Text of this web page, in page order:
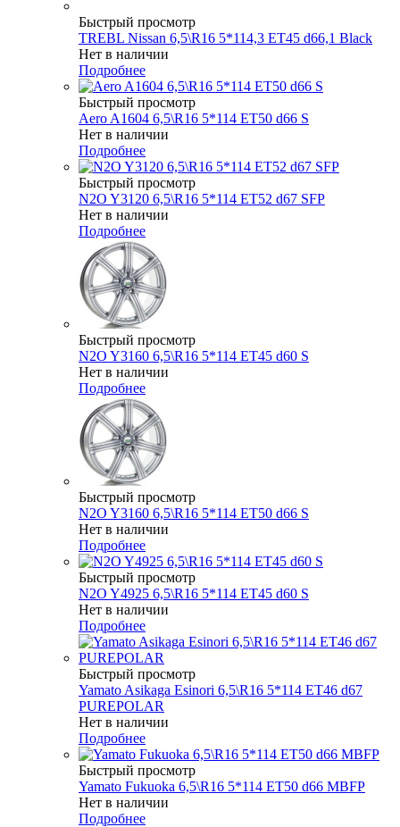
Быстрый просмотр
TREBL Nissan 6,5\R16 5*114,3 ET45 d66,1 Black
Нет в наличии
Подробнее
Быстрый просмотр
Aero A1604 6,5\R16 5*114 ET50 d66 S
Нет в наличии
Подробнее
Быстрый просмотр
N2O Y3120 6,5\R16 5*114 ET52 d67 SFP
Нет в наличии
Подробнее
Быстрый просмотр
N2O Y3160 6,5\R16 5*114 ET45 d60 S
Нет в наличии
Подробнее
Быстрый просмотр
N2O Y3160 6,5\R16 5*114 ET50 d66 S
Нет в наличии
Подробнее
Быстрый просмотр
N2O Y4925 6,5\R16 5*114 ET45 d60 S
Нет в наличии
Подробнее
Быстрый просмотр
Yamato Asikaga Esinori 6,5\R16 5*114 ET46 d67
PUREPOLAR
Нет в наличии
Подробнее
Быстрый просмотр
Yamato Fukuoka 6,5\R16 5*114 ET50 d66 MBFP
Нет в наличии
Подробнее